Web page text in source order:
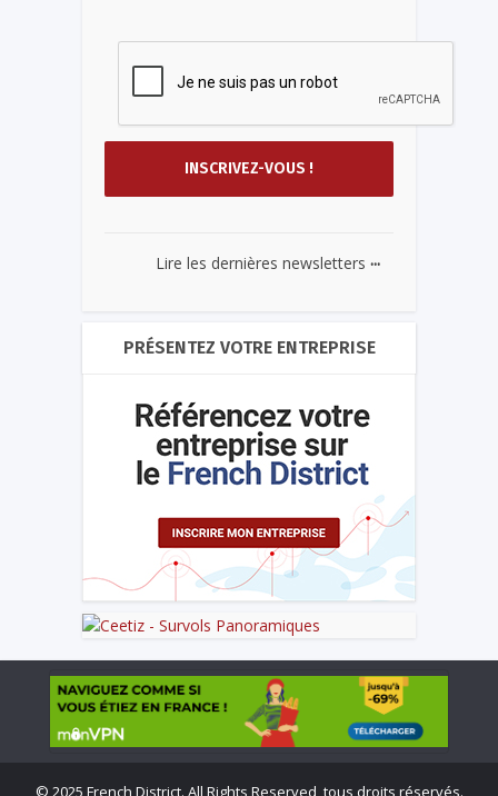
Lire les dernières newsletters ...
PRÉSENTEZ VOTRE ENTREPRISE
© 2025 French District. All Rights Reserved, tous droits réservés.